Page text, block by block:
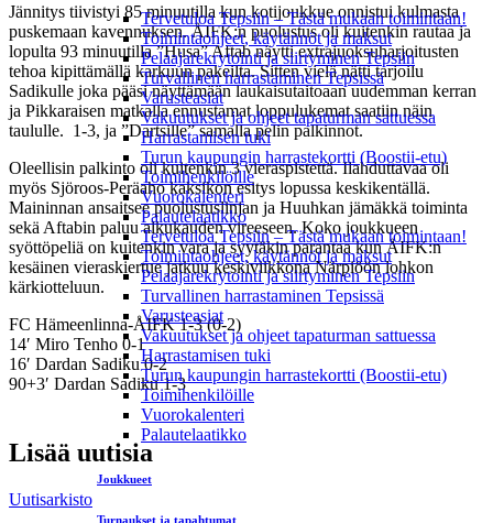
Tervetuloa Tepsiin – Tästä mukaan toimintaan!
Toimintaohjeet, käytännöt ja maksut
Pelaajarekrytointi ja siirtyminen Tepsiin
Turvallinen harrastaminen Tepsissä
Varusteasiat
Vakuutukset ja ohjeet tapaturman sattuessa
Harrastamisen tuki
Turun kaupungin harrastekortti (Boostii-etu)
Toimihenkilöille
Vuorokalenteri
Palautelaatikko
Tervetuloa Tepsiin – Tästä mukaan toimintaan!
Toimintaohjeet, käytännöt ja maksut
Pelaajarekrytointi ja siirtyminen Tepsiin
Turvallinen harrastaminen Tepsissä
Varusteasiat
Vakuutukset ja ohjeet tapaturman sattuessa
Harrastamisen tuki
Turun kaupungin harrastekortti (Boostii-etu)
Toimihenkilöille
Vuorokalenteri
Palautelaatikko
Joukkueet
Turnaukset ja tapahtumat
Jännitys tiivistyi 85 minuutilla kun kotijoukkue onnistui kulmasta
puskemaan kavennuksen. ÅIFK:n puolustus oli kuitenkin rautaa ja
lopulta 93 minuutilla ”Husa” Aftab näytti extrajuoksuharjoitusten
tehoa kipittämällä karkuun pakeilta. Sitten vielä nätti tarjoilu
Sadikulle joka pääsi näyttämään laukaisutaitoaan uudemman kerran
ja Pikkaraisen matkalla ennustamat loppulukemat saatiin näin
taululle. 1-3, ja ”Dartsille” samalla pelin palkinnot.
Oleellisin palkinto oli kuitenkin 3 vieraspistettä. Ilahduttavaa oli
myös Sjöroos-Peräaho kaksikon esitys lopussa keskikentällä.
Maininnan ansaitsee puolustuslinjan ja Huuhkan jämäkkä toiminta
sekä Aftabin paluu alkukauden vireeseen. Koko joukkueen
syöttöpeliä on kuitenkin vara ja syytäkin parantaa kun ÅIFK:n
kesäinen vieraskiertue jatkuu keskiviikkona Närpiöön lohkon
kärkiotteluun.
FC Hämeenlinna-ÅIFK 1-3 (0-2)
14′ Miro Tenho 0-1
16′ Dardan Sadiku 0-2
90+3′ Dardan Sadiku 1-3
Lisää uutisia
Uutisarkisto